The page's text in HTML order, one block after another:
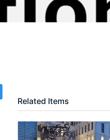
Related Items